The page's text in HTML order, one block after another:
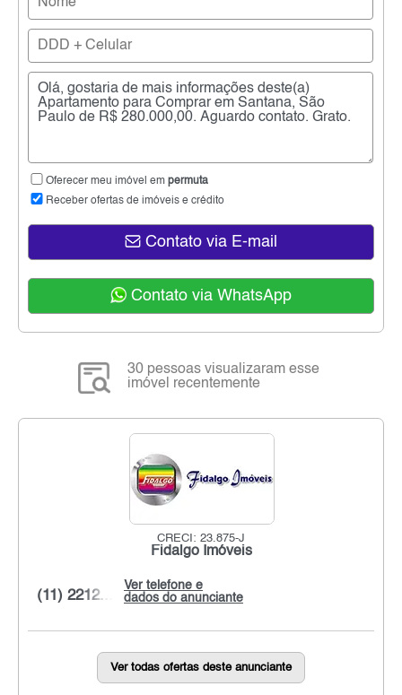
Oferecer meu imóvel em permuta
Receber ofertas de imóveis e crédito
Contato via E-mail
Contato via WhatsApp
30 pessoas visualizaram esse
imóvel recentemente
CRECI: 23.875-J
Fidalgo Imóveis
Ver telefone e
dados do anunciante
(11) 2212...
Ver todas ofertas deste anunciante